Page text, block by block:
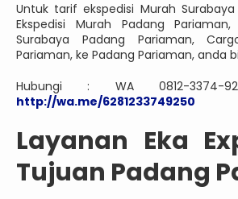
Untuk tarif ekspedisi Murah
Ekspedisi Murah Padang Pariaman,
Surabaya Padang Pariaman,
Pariaman, ke Padang Pariaman, anda
Hubungi : WA 0812-3374-
http://wa.me/6281233749250
Layanan Eka
Tujuan Padang